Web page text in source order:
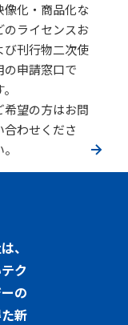
像化・商品化な
のライセンスお
び刊行物二次使
の申請窓口で
希望の方はお問
合わせくださ
、
ク
の
新